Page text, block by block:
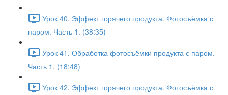
Урок 40. Эффект горячего продукта. Фотосъёмка с
паром. Часть 1. (38:35)
Урок 41. Обработка фотосъёмки продукта с паром.
Часть 1. (18:48)
Урок 42. Эффект горячего продукта. Фотосъёмка с